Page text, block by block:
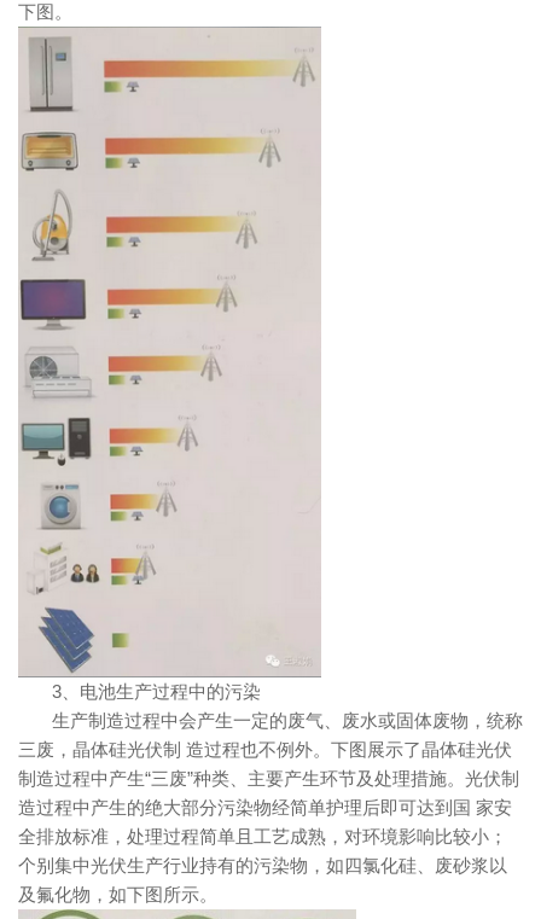
下图。
3、电池生产过程中的污染
生产制造过程中会产生一定的废气、废水或固体废物，统称
三废，晶体硅光伏制 造过程也不例外。下图展示了晶体硅光伏
制造过程中产生“三废”种类、主要产生环节及处理措施。光伏制
造过程中产生的绝大部分污染物经简单护理后即可达到国 家安
全排放标准，处理过程简单且工艺成熟，对环境影响比较小；
个别集中光伏生产行业持有的污染物，如四氯化硅、废砂浆以
及氟化物，如下图所示。